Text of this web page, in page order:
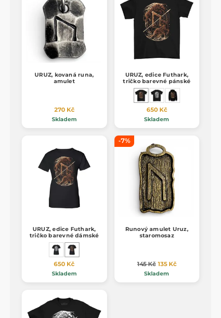
URUZ, kovaná runa,
amulet
270 Kč
Skladem
URUZ, edice Futhark,
tričko barevné pánské
650 Kč
Skladem
URUZ, edice Futhark,
tričko barevné dámské
650 Kč
Skladem
-7%
Runový amulet Uruz,
staromosaz
145 Kč 135 Kč
Skladem